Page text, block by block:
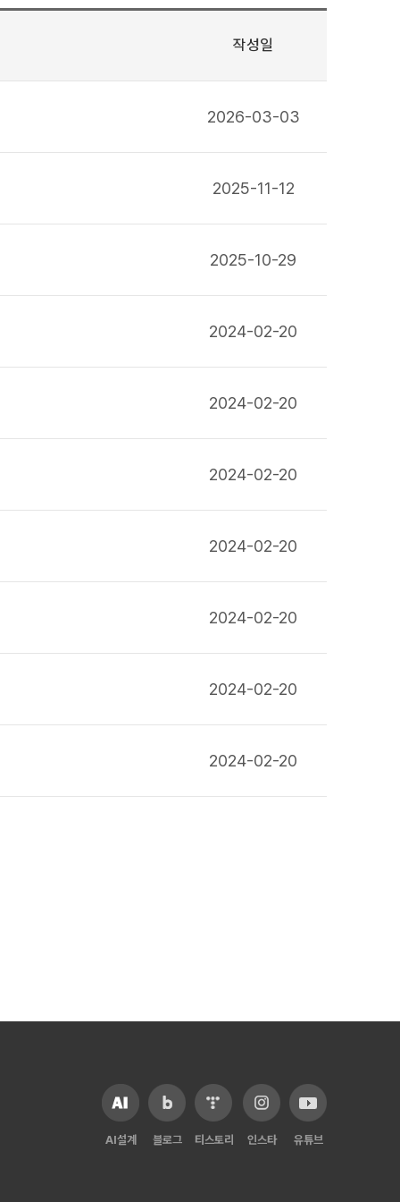
작성일
2026-03-03
2025-11-12
2025-10-29
2024-02-20
2024-02-20
2024-02-20
2024-02-20
2024-02-20
2024-02-20
2024-02-20
AI설계 블로그 티스토리 인스타 유튜브